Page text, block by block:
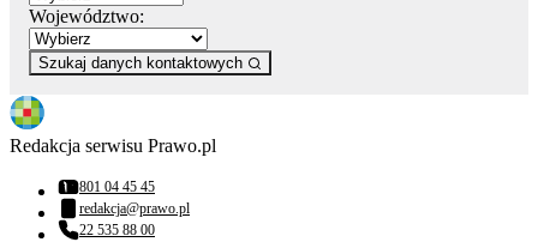
Województwo:
Szukaj danych kontaktowych
Redakcja serwisu Prawo.pl
Numer telefonu:
801 04 45 45
Adres email:
redakcja@prawo.pl
22 535 88 00